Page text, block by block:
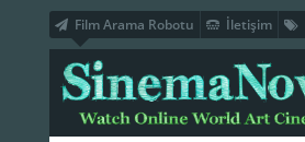
Film Arama Robotu İletişim